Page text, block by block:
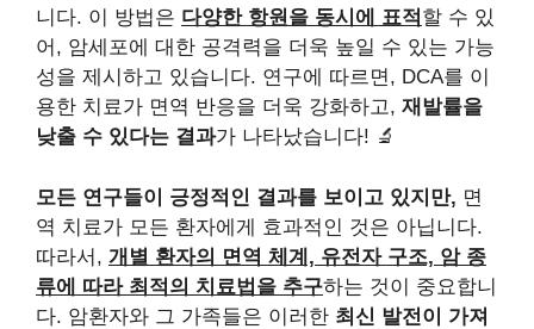
니다. 이 방법은 다양한 항원을 동시에 표적 할 수 있
어, 암세포에 대한 공격력을 더욱 높일 수 있는 가능
성을 제시하고 있습니다. 연구에 따르면, DCA를 이
용한 치료가 면역 반응을 더욱 강화하고, 재발률을
낮출 수 있다는 결과가 나타났습니다! 🔬
모든 연구들이 긍정적인 결과를 보이고 있지만, 면
역 치료가 모든 환자에게 효과적인 것은 아닙니다.
따라서, 개별 환자의 면역 체계, 유전자 구조, 암 종
류에 따라 최적의 치료법을 추구하는 것이 중요합니
다. 암환자와 그 가족들은 이러한 최신 발전이 가져